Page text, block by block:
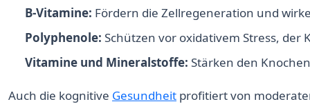
B-Vitamine: Fördern die Zellregeneration und
Polyphenole: Schützen vor oxidativem Stress, der
Vitamine und Mineralstoffe: Stärken den
Auch die kognitive Gesundheit profitiert von